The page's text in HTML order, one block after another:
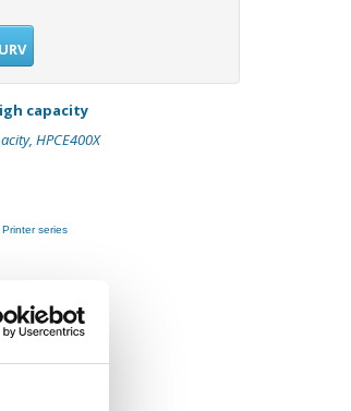
capacity
HPCE400X
series